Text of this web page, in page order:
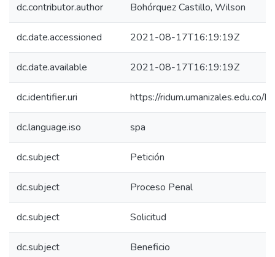
dc.contributor.author Bohórquez Castillo, Wilson
dc.date.accessioned 2021-08-17T16:19:19Z
dc.date.available 2021-08-17T16:19:19Z
dc.identifier.uri https://
dc.language.iso spa
dc.subject Petición
dc.subject Proceso Penal
dc.subject Solicitud
dc.subject Beneficio